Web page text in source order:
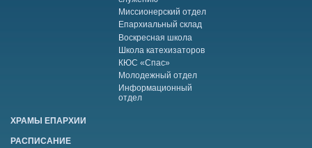
Миссионерский отдел
Епархиальный склад
Воскресная школа
Школа катехизаторов
КЮС «Спас»
Молодежный отдел
Информационный
отдел
ХРАМЫ ЕПАРХИИ
РАСПИСАНИЕ